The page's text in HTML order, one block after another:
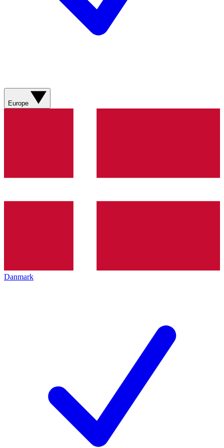
Europe
Danmark